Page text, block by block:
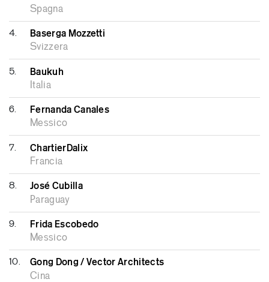
all’Escola da Cidade, São paulo.
Spagna
4. Baserga Mozzetti
Svizzera
5. Baukuh
Italia
6. Fernanda Canales
Messico
7. ChartierDalix
Francia
8. José Cubilla
Paraguay
9. Frida Escobedo
Messico
10. Gong Dong / Vector Architects
Cina